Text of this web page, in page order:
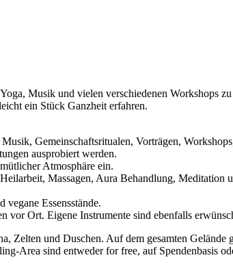
Musik und vielen verschiedenen Workshops
ein Stück Ganzheit erfahren.
Gemeinschaftsritualen, Vorträgen,
ausprobiert werden.
Atmosphäre ein.
Massagen, Aura Behandlung, Meditation
Essensstände.
Ort. Eigene Instrumente sind ebenfalls
Zelten und Duschen. Auf dem gesamten Gelände
Area sind entweder for free, auf Spendenbasis